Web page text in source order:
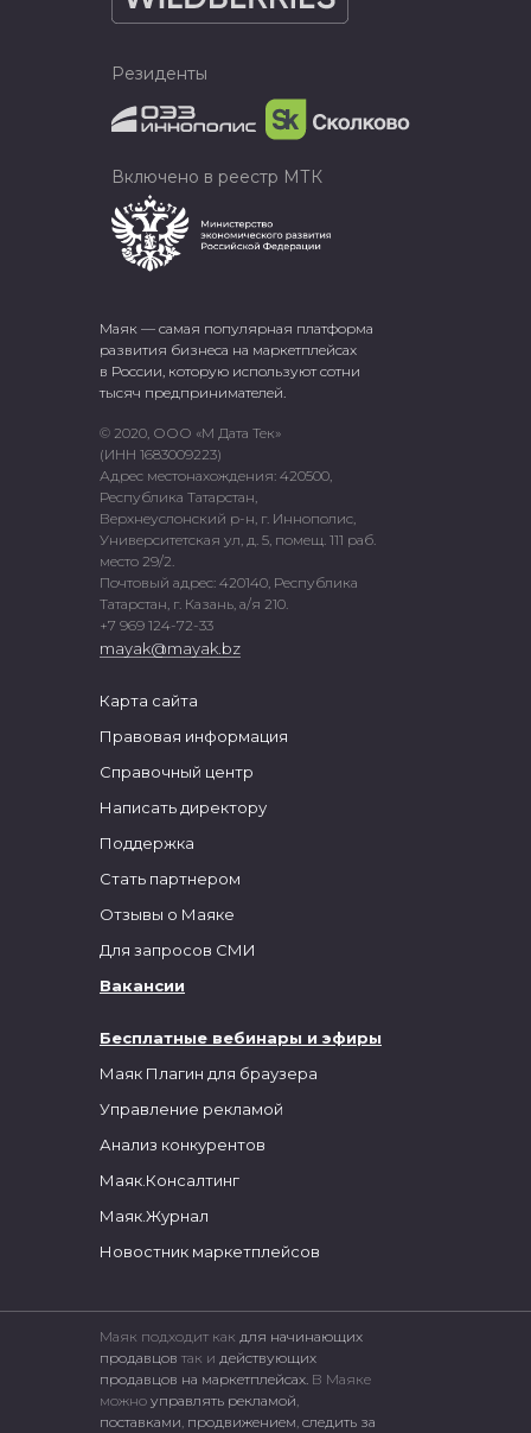
Маяк — самая популярная платформа
развития бизнеса на маркетплейсах
в России, которую используют сотни
тысяч предпринимателей.
© 2020, ООО «М Дата Тек»
(ИНН 1683009223)
Адрес местонахождения: 420500,
Республика Татарстан,
Верхнеуслонский р-н, г. Иннополис,
Университетская ул, д. 5, помещ. 111 раб.
место 29/2.
Почтовый адрес: 420140, Республика
Татарстан, г. Казань, а/я 210.
+7 969 124-72-33
mayak@mayak.bz
Бесплатные вебинары и эфиры
Маяк Плагин для браузера
Управление рекламой
Анализ конкурентов
Маяк.Консалтинг
Маяк.Журнал
Новостник маркетплейсов
Карта сайта
Правовая информация
Справочный центр
Написать директору
Поддержка
Стать партнером
Отзывы о Маяке
Для запросов СМИ
Вакансии
Резиденты
Включено в реестр МТК
Маяк подходит как для начинающих
продавцов так и действующих
продавцов на маркетплейсах. В Маяке
можно управлять рекламой,
поставками, продвижением, следить за